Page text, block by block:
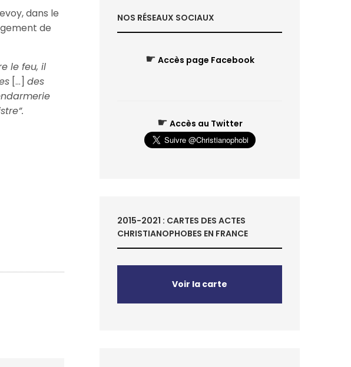
dans le
de
le feu, il
[…]des
NOS RÉSEAUX SOCIAUX
☛ Accès page Facebook
☛ Accès au Twitter
2015-2021 : CARTES DES ACTES
CHRISTIANOPHOBES EN FRANCE
Voir la carte